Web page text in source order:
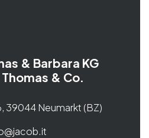
& Barbara KG
& Co.
39044 Neumarkt (BZ)